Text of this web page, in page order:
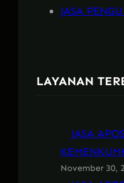
JASA
LAYANAN
JASA
November 30,